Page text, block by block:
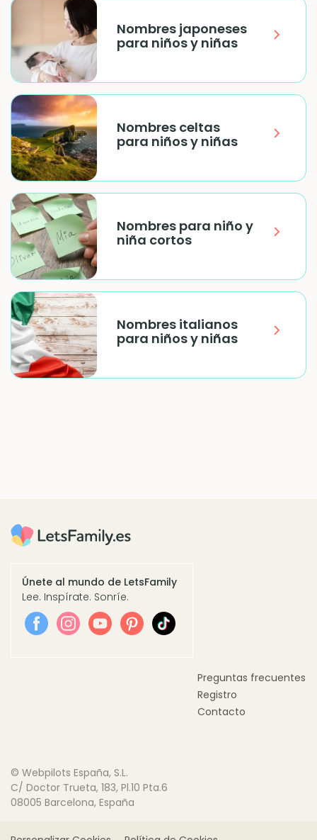
Nombres japoneses
para niños y niñas
Nombres celtas
para niños y niñas
Nombres para niño y
niña cortos
Nombres italianos
para niños y niñas
Únete al mundo de LetsFamily
Lee. Inspírate. Sonríe.
Preguntas frecuentes
Registro
Contacto
© Webpilots España, S.L.
C/ Doctor Trueta, 183, Pl.10 Pta.6
08005 Barcelona, España